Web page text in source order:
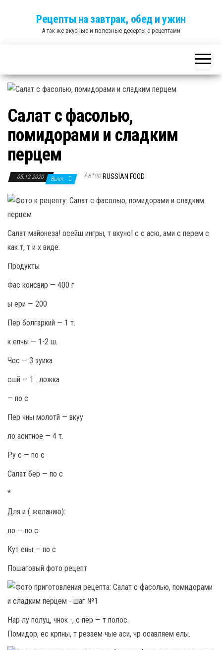
Рецепты на завтрак, обед и ужин
А так же вкусные и полезные десерты с рецептами
Салат с фасолью,
помидорами и сладким
перцем
05.12.2020 Выкл. Автор RUSSIAN FOOD
Салат майонеза! осейш ингры, т вкуно! с с асю, ами с перем с
как т, т и х виде.
Продукты
Фас консвир — 400 г
ы ери — 200
Пер болгаркий — 1 т.
к епчы — 1-2 ш.
Чес — 3 зуика
сшй — 1 . ложка
— по с
Пер чны молотй — вкуу
ло аситное — 4 т.
Ру с — по с
Салат бер — по с
*
Для и ( желанию):
ло — по с
Кут ены — по с
Пошаговый фото рецепт
Нар лу полуц, чнок -, с пер — т полос.
Помидор, ес крпны, т резаем чые аси, чр осавляем елы.